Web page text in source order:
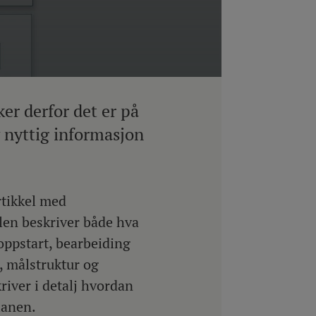
derfor det er på
nyttig informasjon
med
beskriver både hva
bearbeiding
målstruktur og
i detalj hvordan